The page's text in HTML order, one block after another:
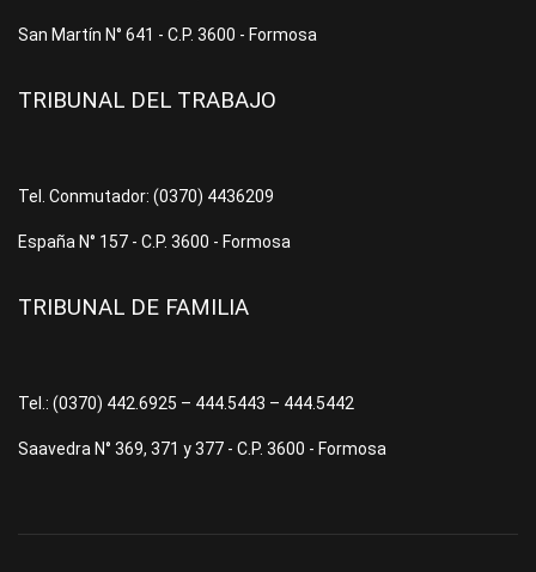
San Martín N° 641 - C.P. 3600 - Formosa
TRIBUNAL DEL TRABAJO
Tel. Conmutador: (0370) 4436209
España N° 157 - C.P. 3600 - Formosa
TRIBUNAL DE FAMILIA
Tel.: (0370) 442.6925 – 444.5443 – 444.5442
Saavedra N° 369, 371 y 377 - C.P. 3600 - Formosa